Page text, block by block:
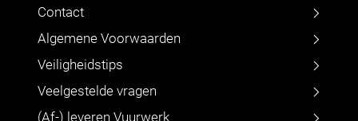
Contact
Algemene Voorwaarden
Veiligheidstips
Veelgestelde vragen
(Af-) leveren Vuurwerk